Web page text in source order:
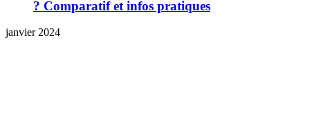
? Comparatif et infos pratiques
janvier 2024